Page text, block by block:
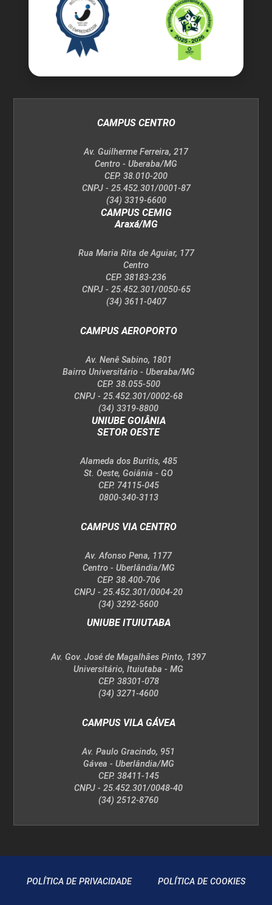
CAMPUS CENTRO
Av. Guilherme Ferreira, 217
Centro - Uberaba/MG
CEP. 38.010-200
CNPJ - 25.452.301/0001-87
(34) 3319-6600
CAMPUS CEMIG
Araxá/MG
Rua Maria Rita de Aguiar, 177
Centro
CEP. 38183-236
CNPJ - 25.452.301/0050-65
(34) 3611-0407
CAMPUS AEROPORTO
Av. Nenê Sabino, 1801
Bairro Universitário - Uberaba/MG
CEP. 38.055-500
CNPJ - 25.452.301/0002-68
(34) 3319-8800
UNIUBE GOIÂNIA
SETOR OESTE
Alameda dos Buritis, 485
St. Oeste, Goiânia - GO
CEP. 74115-045
0800-340-3113
CAMPUS VIA CENTRO
Av. Afonso Pena, 1177
Centro - Uberlândia/MG
CEP. 38.400-706
CNPJ - 25.452.301/0004-20
(34) 3292-5600
UNIUBE ITUIUTABA
Av. Gov. José de Magalhães Pinto, 1397
Universitário, Ituiutaba - MG
CEP. 38301-078
(34) 3271-4600
CAMPUS VILA GÁVEA
Av. Paulo Gracindo, 951
Gávea - Uberlândia/MG
CEP. 38411-145
CNPJ - 25.452.301/0048-40
(34) 2512-8760
POLÍTICA DE PRIVACIDADE POLÍTICA DE COOKIES